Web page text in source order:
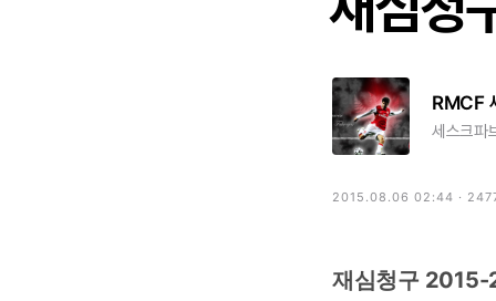
RMCF
세스크파
2015.08.06 02:44 ·
재심청구 2015-